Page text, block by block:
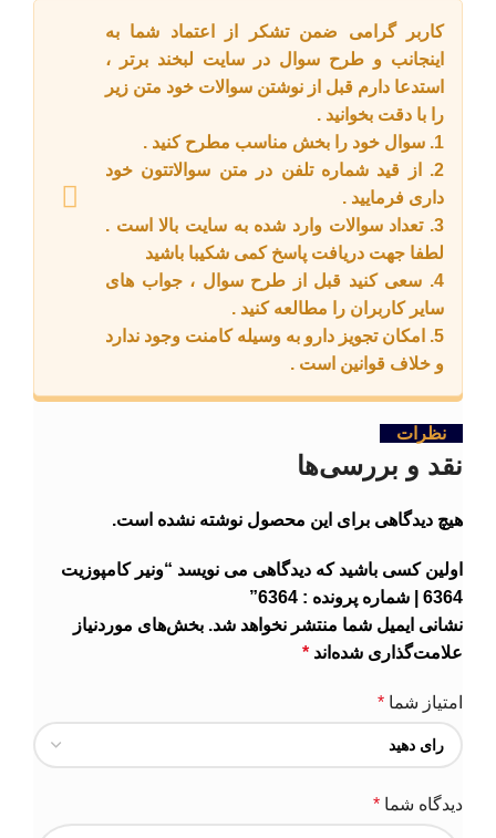
کاربر گرامی ضمن تشکر از اعتماد شما به
اینجانب و طرح سوال در سایت لبخند برتر ،
استدعا دارم قبل از نوشتن سوالات خود متن زیر
را با دقت بخوانید .
1. سوال خود را بخش مناسب مطرح کنید .
2. از قید شماره تلفن در متن سوالاتتون خود
داری فرمایید .
3. تعداد سوالات وارد شده به سایت بالا است .
لطفا جهت دریافت پاسخ کمی شکیبا باشید
4. سعی کنید قبل از طرح سوال ، جواب های
سایر کاربران را مطالعه کنید .
5. امکان تجویز دارو به وسیله کامنت وجود ندارد
و خلاف قوانین است .
نظرات
نقد و بررسی‌ها
هیچ دیدگاهی برای این محصول نوشته نشده است.
اولین کسی باشید که دیدگاهی می نویسد “ونیر کامپوزیت
6364 | شماره پرونده : 6364”
نشانی ایمیل شما منتشر نخواهد شد. بخش‌های موردنیاز
علامت‌گذاری شده‌اند *
امتیاز شما *
دیدگاه شما *